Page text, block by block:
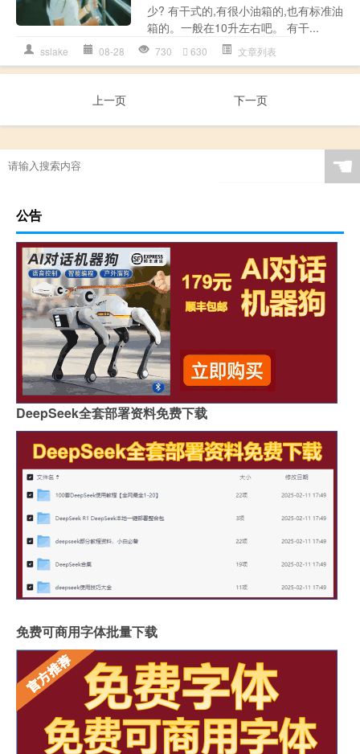
少? 有干式的,有很小油箱的,也有标准油
箱的。一般在10升左右吧。 有干...
sslake 08-28 730 630 文章列表
上一页 下一页
☚
公告
DeepSeek全套部署资料免费下载
免费可商用字体批量下载